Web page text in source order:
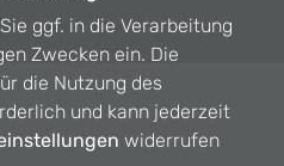
ggf. in die Verarbeitung
Zwecken ein. Die
die Nutzung des
und kann jederzeit
widerrufen